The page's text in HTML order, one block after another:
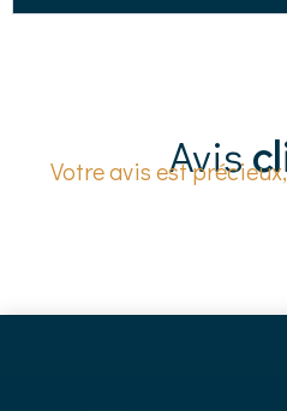
Avis
Votre avis est